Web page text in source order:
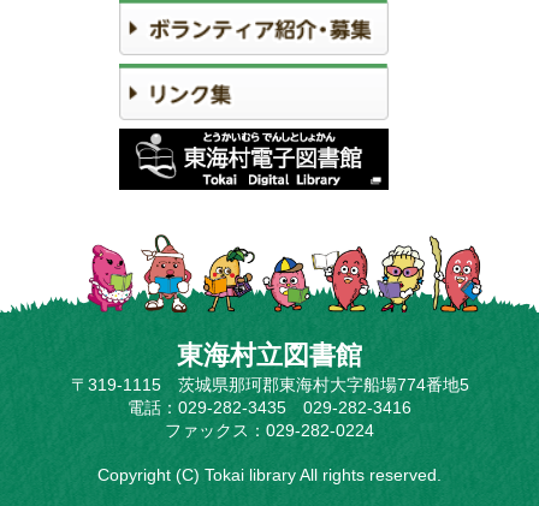
東海村立図書館
〒319-1115 茨城県那珂郡東海村大字船場774番地5
電話：029-282-3435 029-282-3416
ファックス：029-282-0224
Copyright (C) Tokai library All rights reserved.